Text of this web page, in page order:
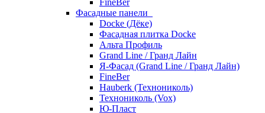
FineBer
Фасадные панели
Docke (Дёке)
Фасадная плитка Docke
Альта Профиль
Grand Line / Гранд Лайн
Я-Фасад (Grand Line / Гранд Лайн)
FineBer
Hauberk (Технониколь)
Технониколь (Vox)
Ю-Пласт